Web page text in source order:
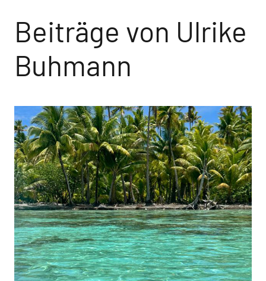
Beiträge von Ulrike
Buhmann